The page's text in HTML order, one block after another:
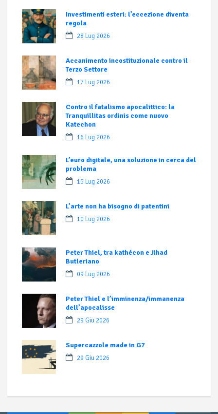
Investimenti esteri: l’eccezione diventa
regola
28 Lug 2026
Accanimento incostituzionale contro il
Terzo Settore
17 Lug 2026
Contro il fatalismo apocalittico: la
Tranquillitas ordinis come nuovo
Katechon
16 Lug 2026
L’euro digitale, una soluzione in cerca del
problema
15 Lug 2026
L’arte non ha bisogno di patentini
10 Lug 2026
Peter Thiel, tra kathécon e Jihad
Butleriano
09 Lug 2026
Peter Thiel e l’imminenza/immanenza
dell’apocalisse
29 Giu 2026
Supercazzole made in G7
29 Giu 2026